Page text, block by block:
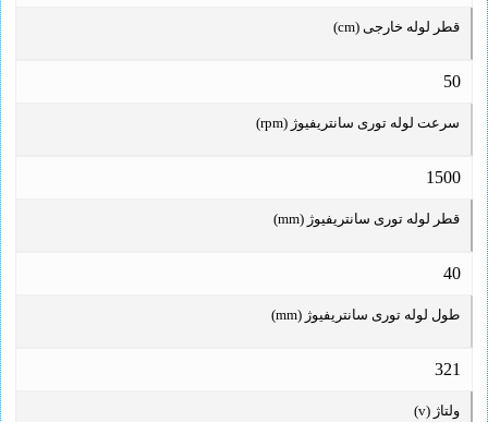
قطر لوله خارجی (cm)
50
سرعت لوله توری سانتریفیوژ (rpm)
1500
قطر لوله توری سانتریفیوژ (mm)
40
طول لوله توری سانتریفیوژ (mm)
321
ولتاژ (v)